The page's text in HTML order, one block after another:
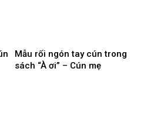
Mẫu rối ngón tay cún trong
sách “À ơi” – Cún mẹ